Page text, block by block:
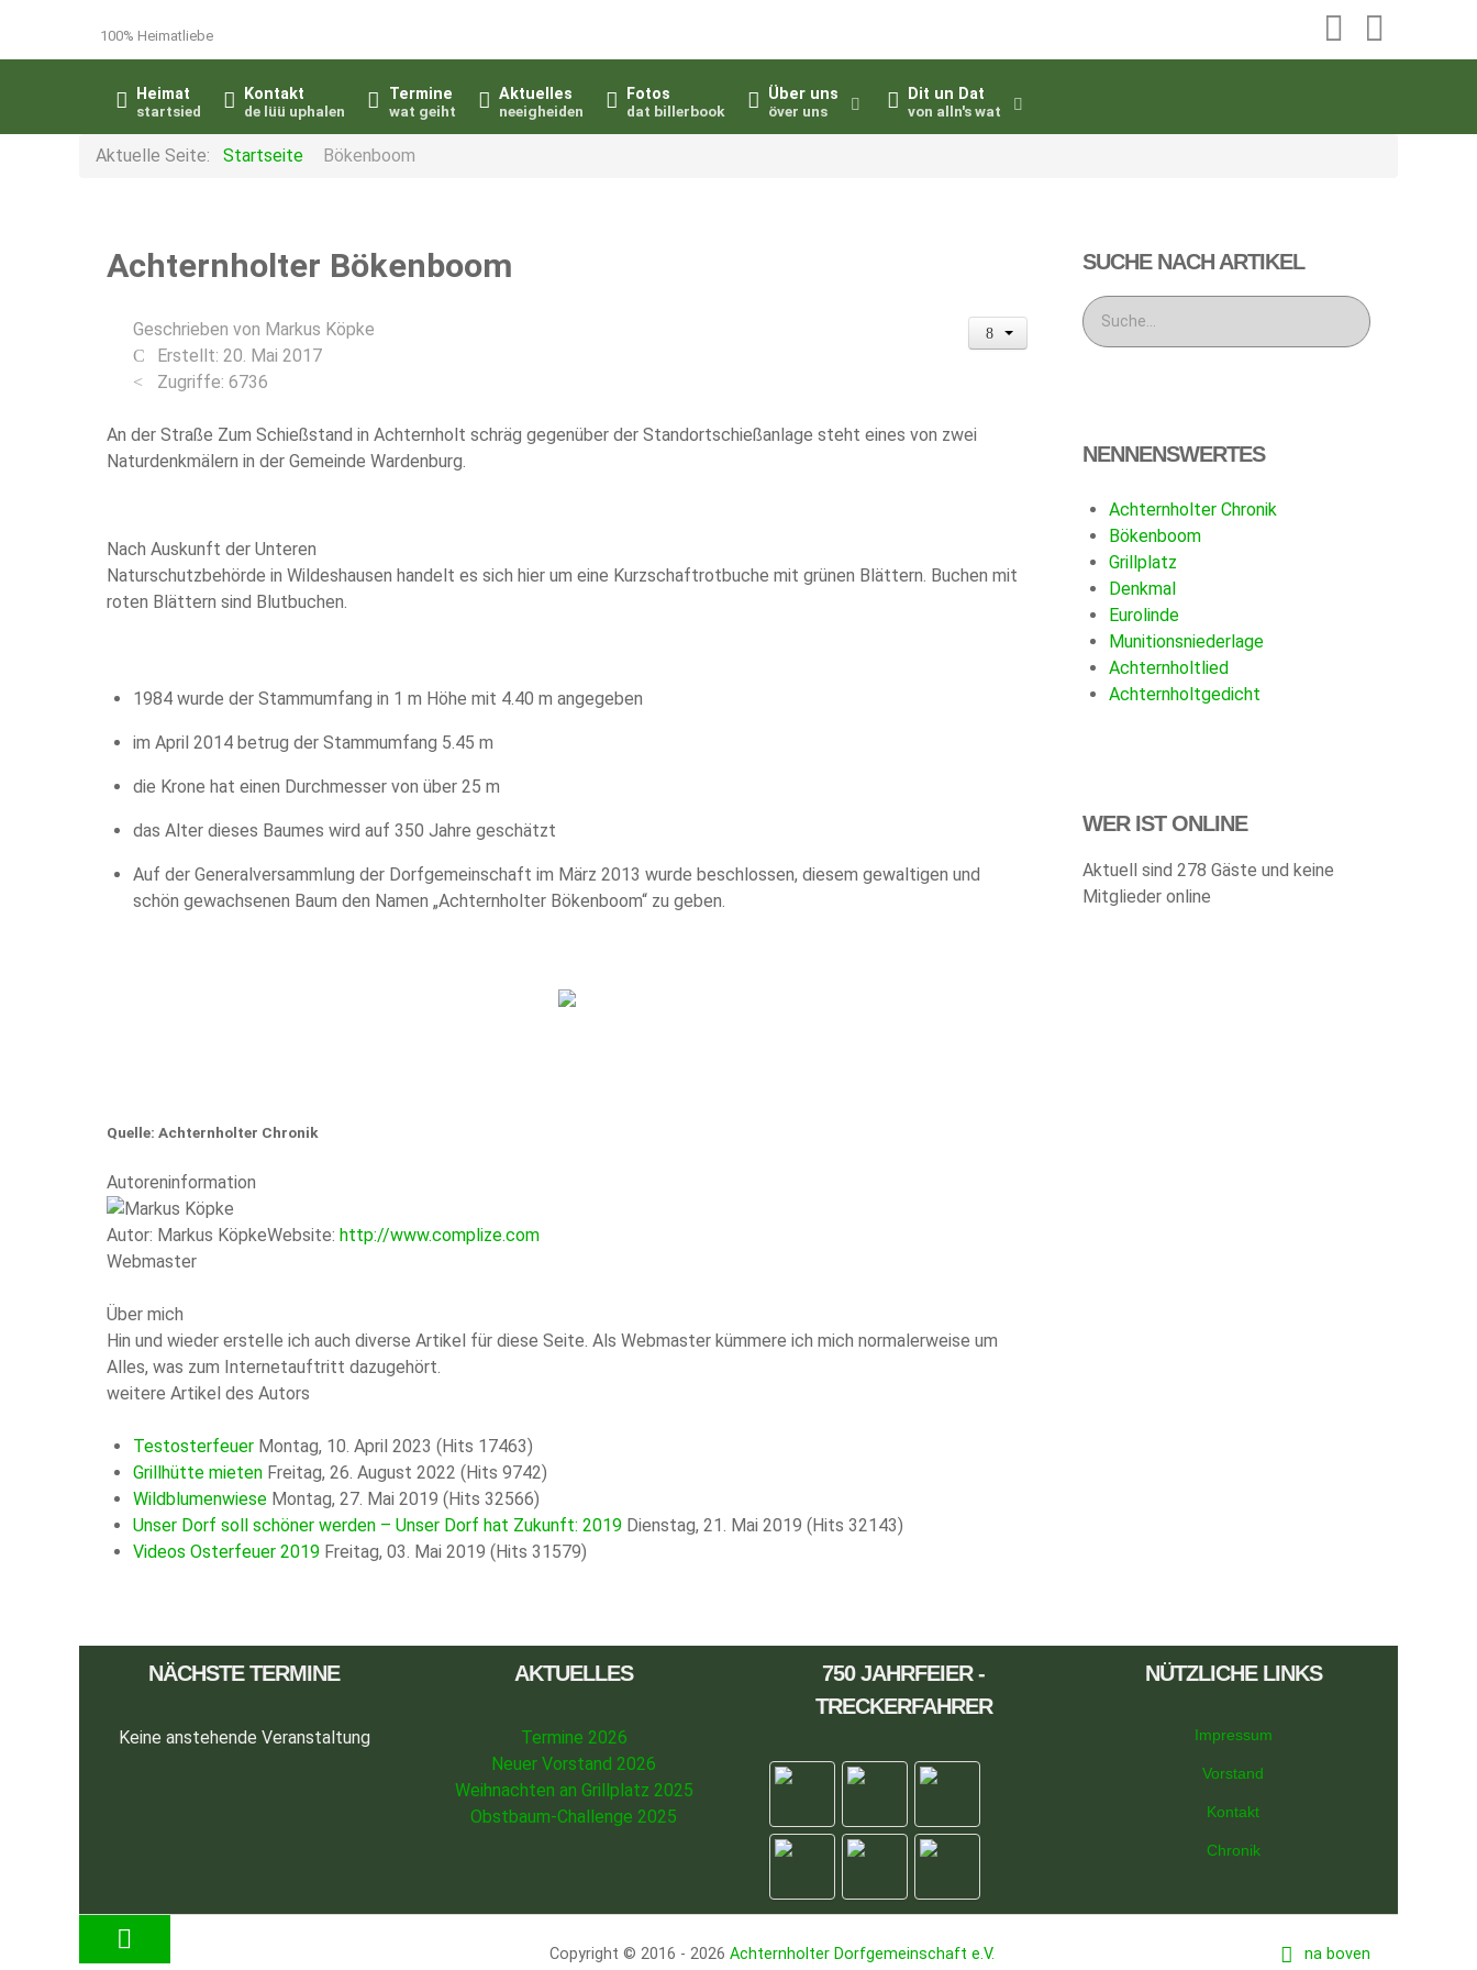
100% Heimatliebe
Heimat
startsied
Kontakt
de lüü uphalen
Termine
wat geiht
Aktuelles
neeigheiden
Fotos
dat billerbook
Über uns
över uns
Dit un Dat
von alln's wat
Aktuelle Seite: Startseite Bökenboom
Achternholter Bökenboom
Geschrieben von Markus Köpke
Erstellt: 20. Mai 2017
Zugriffe: 6736
An der Straße Zum Schießstand in Achternholt schräg gegenüber der Standortschießanlage steht eines von zwei
Naturdenkmälern in der Gemeinde Wardenburg.
Nach Auskunft der Unteren
Naturschutzbehörde in Wildeshausen handelt es sich hier um eine Kurzschaftrotbuche mit grünen Blättern. Buchen mit
roten Blättern sind Blutbuchen.
1984 wurde der Stammumfang in 1 m Höhe mit 4.40 m angegeben
im April 2014 betrug der Stammumfang 5.45 m
die Krone hat einen Durchmesser von über 25 m
das Alter dieses Baumes wird auf 350 Jahre geschätzt
Auf der Generalversammlung der Dorfgemeinschaft im März 2013 wurde beschlossen, diesem gewaltigen und
schön gewachsenen Baum den Namen „Achternholter Bökenboom“ zu geben.
Quelle: Achternholter Chronik
Autoreninformation
Autor: Markus KöpkeWebsite: http://www.complize.com
Webmaster
Über mich
Hin und wieder erstelle ich auch diverse Artikel für diese Seite. Als Webmaster kümmere ich mich normalerweise um
Alles, was zum Internetauftritt dazugehört.
weitere Artikel des Autors
Testosterfeuer Montag, 10. April 2023 (Hits 17463)
Grillhütte mieten Freitag, 26. August 2022 (Hits 9742)
Wildblumenwiese Montag, 27. Mai 2019 (Hits 32566)
Unser Dorf soll schöner werden – Unser Dorf hat Zukunft: 2019 Dienstag, 21. Mai 2019 (Hits 32143)
Videos Osterfeuer 2019 Freitag, 03. Mai 2019 (Hits 31579)
SUCHE NACH ARTIKEL
NENNENSWERTES
Achternholter Chronik
Bökenboom
Grillplatz
Denkmal
Eurolinde
Munitionsniederlage
Achternholtlied
Achternholtgedicht
WER IST ONLINE
Aktuell sind 278 Gäste und keine
Mitglieder online
NÄCHSTE TERMINE
Keine anstehende Veranstaltung
AKTUELLES
Termine 2026
Neuer Vorstand 2026
Weihnachten an Grillplatz 2025
Obstbaum-Challenge 2025
750 JAHRFEIER -
TRECKERFAHRER
NÜTZLICHE LINKS
Impressum
Vorstand
Kontakt
Chronik
Copyright © 2016 - 2026 Achternholter Dorfgemeinschaft e.V. na boven